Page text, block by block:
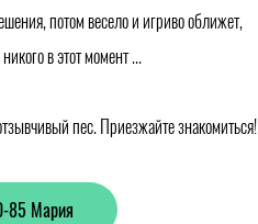
потом весело и игриво оближет,
в этот момент ...
пес. Приезжайте знакомиться!
85 Мария